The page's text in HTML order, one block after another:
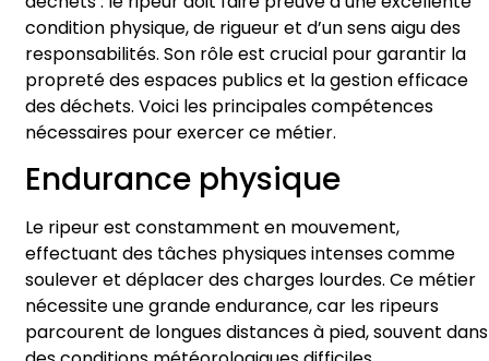
condition physique, de rigueur et d’un sens aigu des
responsabilités. Son rôle est crucial pour garantir la
propreté des espaces publics et la gestion efficace
des déchets. Voici les principales compétences
nécessaires pour exercer ce métier.
Endurance physique
Le ripeur est constamment en mouvement,
effectuant des tâches physiques intenses comme
soulever et déplacer des charges lourdes. Ce métier
nécessite une grande endurance, car les ripeurs
parcourent de longues distances à pied, souvent dans